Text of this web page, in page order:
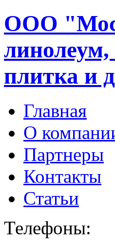
ООО
линолеум,
плитка и
Главная
О
Партнеры
Контакты
Статьи
Телефоны: